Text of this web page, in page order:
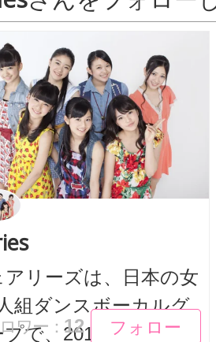
アリーズは、日本の女
組ダンスボーカルグ
プで、2011年...フォロー
フォロー
ワー： 12